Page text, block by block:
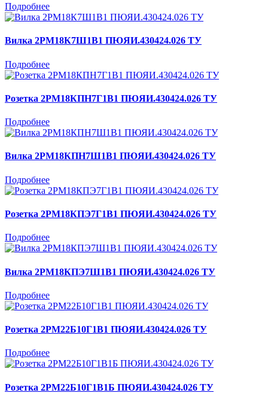
Подробнее
Вилка 2РМ18К7Ш1В1 ПЮЯИ.430424.026 ТУ
Подробнее
Розетка 2РМ18КПН7Г1В1 ПЮЯИ.430424.026 ТУ
Подробнее
Вилка 2РМ18КПН7Ш1В1 ПЮЯИ.430424.026 ТУ
Подробнее
Розетка 2РМ18КПЭ7Г1В1 ПЮЯИ.430424.026 ТУ
Подробнее
Вилка 2РМ18КПЭ7Ш1В1 ПЮЯИ.430424.026 ТУ
Подробнее
Розетка 2РМ22Б10Г1В1 ПЮЯИ.430424.026 ТУ
Подробнее
Розетка 2РМ22Б10Г1В1Б ПЮЯИ.430424.026 ТУ